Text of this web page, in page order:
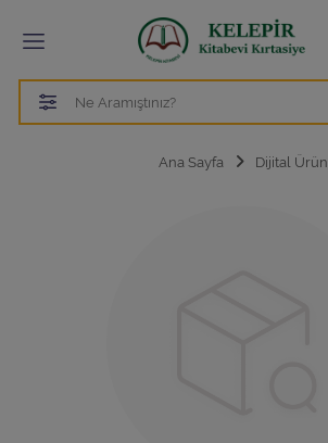
Tüm Kategoriler
ÖZEL İZMİR TEVFİK FİKRET İLKOKULU -
ORTAOKULU
ÖZEL TEVFİK FİKRET ANADOLU LİSESİ
Ana Sayfa Dijital Ürün